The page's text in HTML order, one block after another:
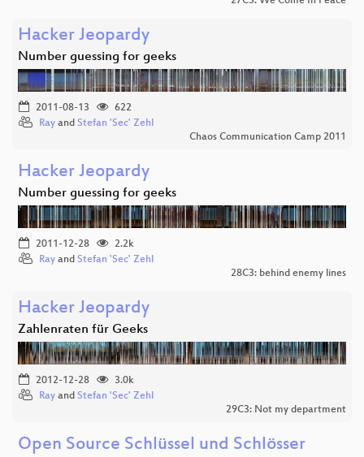
Hacker Jeopardy
Number guessing for geeks
2011-08-13
622
Ray and Stefan 'Sec' Zehl
Chaos Communication Camp 2011
Hacker Jeopardy
Number guessing for geeks
2011-12-28
2.2k
Ray and Stefan 'Sec' Zehl
28C3: behind enemy lines
Hacker Jeopardy
Zahlenraten für Geeks
2012-12-28
3.0k
Ray and Stefan 'Sec' Zehl
29C3: Not my department
Open Source Schlüssel und Schlösser